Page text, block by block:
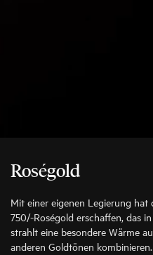
Roségold
Mit einer eigenen Legierung
750/-Roségold erschaffen, das
strahlt eine besondere Wärme
anderen Goldtönen kombinieren.